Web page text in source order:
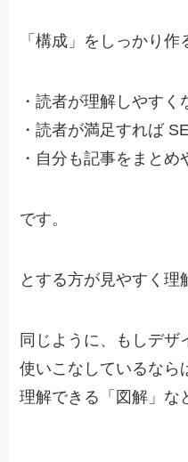
「構成」をしっかり作
・読者が理解しやすく
・読者が満足すれば
・ 自分も記事をまとめ
です。
とする方が見やすく理
同じように、もしデザ
使いこなしているなら
理解できる「図解」な